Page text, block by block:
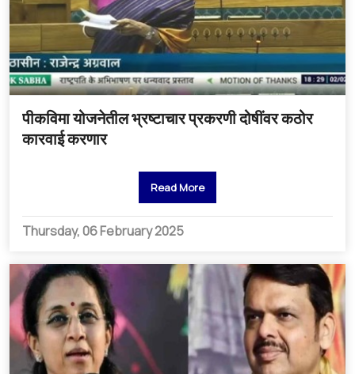
पीकविमा योजनेतील भ्रष्टाचार प्रकरणी दोषींवर कठोर
कारवाई करणार
Read More
Thursday, 06 February 2025